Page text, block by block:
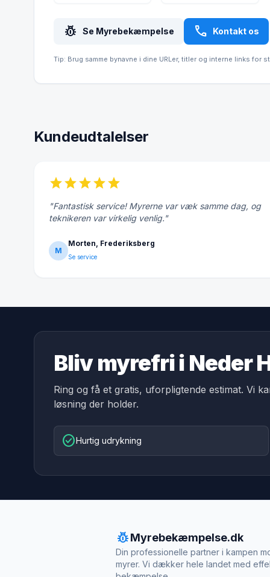
pest_control Se Myrebekæmpelse call Kontakt os
Tip: Brug samme bynavne i dine URLer, titler og interne links for
Kundeudtalelser
starstarstarstarstar
"Fantastisk service! Myrerne var væk samme dag, og
teknikeren var virkelig venlig."
M
Morten, Frederiksberg
Se service
Bliv myrefri i Neder
Ring og få et gratis, uforpligtende estimat. Vi
løsning der holder.
check_circleHurtig udrykning
pest_controlMyrebekæmpelse.dk
Din professionelle partner i kampen
myrer. Vi dækker hele landet med